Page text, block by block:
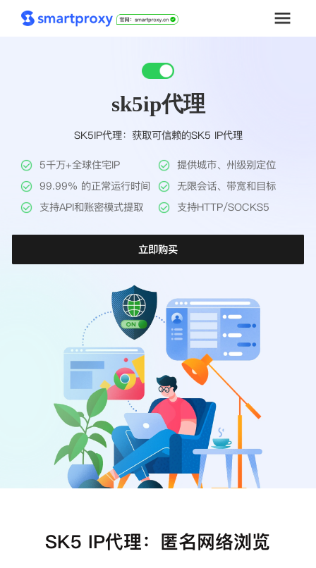
工具
帮助中心
sk5ip代理
SK5IP代理：获取可信赖的SK5 IP代理
5千万+全球住宅IP
提供城市、州级别定位
99.99% 的正常运行时间
无限会话、带宽和目标
支持API和账密模式提取
支持HTTP/SOCKS5
立即购买
SK5 IP代理：匿名网络浏览